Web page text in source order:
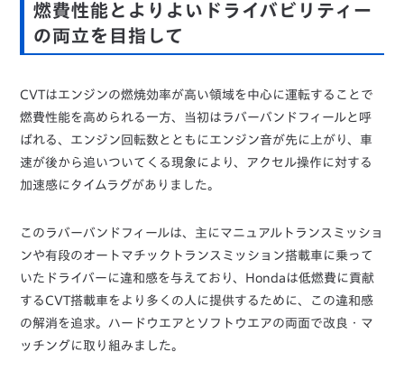
燃費性能とよりよいドライバビリティー
の両立を目指して
CVTはエンジンの燃焼効率が高い領域を中心に運転することで
燃費性能を高められる一方、当初はラバーバンドフィールと呼
ばれる、エンジン回転数とともにエンジン音が先に上がり、車
速が後から追いついてくる現象により、アクセル操作に対する
加速感にタイムラグがありました。
このラバーバンドフィールは、主にマニュアルトランスミッショ
ンや有段のオートマチックトランスミッション搭載車に乗って
いたドライバーに違和感を与えており、Hondaは低燃費に貢献
するCVT搭載車をより多くの人に提供するために、この違和感
の解消を追求。ハードウエアとソフトウエアの両面で改良・マ
ッチングに取り組みました。